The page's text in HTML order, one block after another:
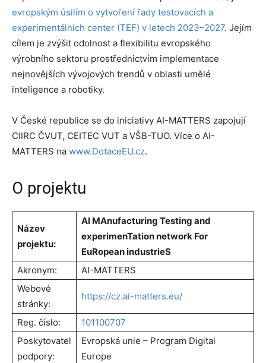
evropským úsilím o vytvoření řady testovacích a
experimentálních center (TEF) v letech 2023–2027. Jejím
cílem je zvýšit odolnost a flexibilitu evropského
výrobního sektoru prostřednictvím implementace
nejnovějších vývojových trendů v oblasti umělé
inteligence a robotiky.
V České republice se do iniciativy AI-MATTERS zapojují
CIIRC ČVUT, CEITEC VUT a VŠB-TUO. Více o AI-
MATTERS na www.DotaceEU.cz.
O projektu
Název
projektu:
AI MAnufacturing Testing and
experimenTation network For
EuRopean industrieS
Akronym:
AI-MATTERS
Webové
stránky:
https://cz.ai-matters.eu/
Reg. číslo:
101100707
Poskytovatel
podpory:
Evropská unie – Program Digital
Europe